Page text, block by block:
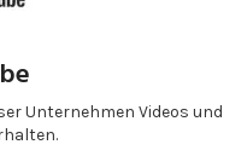
Unternehmen Videos und